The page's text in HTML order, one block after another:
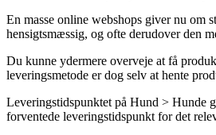
En masse online webshops giver nu om
hensigtsmæssig, og ofte derudover den
Du kunne ydermere overveje at få
leveringsmetode er dog selv at hente
Leveringstidspunktet på Hund > Hunde
forventede leveringstidspunkt for det